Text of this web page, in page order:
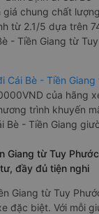
chung chất
từ 2.1/5 dựa trên
- Tiền Giang từ
Cái Bè - Tiền
của hãng
trình khuyến
Bè - Tiền Giang
Giang từ Tuy
đầy đủ tiện nghi
Giang từ Tuy
đặc biệt. Với mỗi